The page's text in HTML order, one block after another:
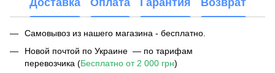
Самовывоз из нашего магазина - бесплатно.
Новой почтой по Украине — по тарифам
перевозчика (Бесплатно от 2 000 грн)